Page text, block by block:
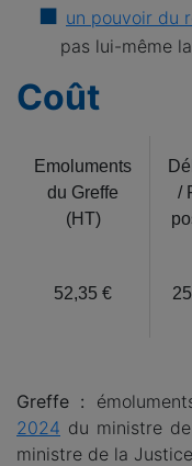
un pouvoir du
pas lui-même
Coût
Emoluments
du Greffe
(HT)
/
52,35 €
Greffe :
2024 du ministre
ministre de la Justice